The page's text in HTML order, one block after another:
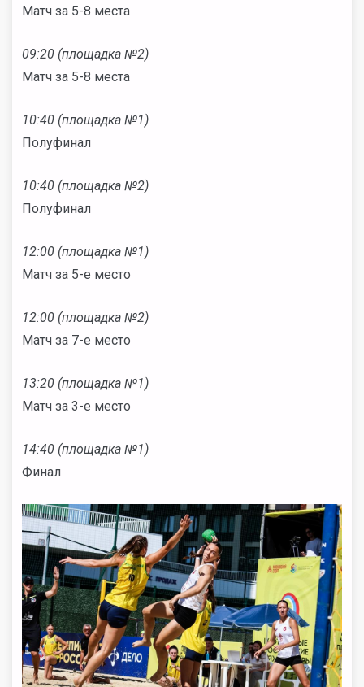
Матч за 5-8 места
09:20 (площадка №2)
Матч за 5-8 места
10:40 (площадка №1)
Полуфинал
10:40 (площадка №2)
Полуфинал
12:00 (площадка №1)
Матч за 5-е место
12:00 (площадка №2)
Матч за 7-е место
13:20 (площадка №1)
Матч за 3-е место
14:40 (площадка №1)
Финал